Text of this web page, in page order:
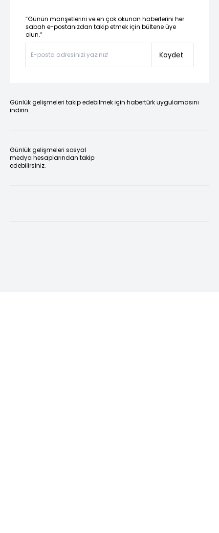
“Günün manşetlerini ve en çok okunan haberlerini her
sabah e-postanızdan takip etmek için bültene üye
olun.”
Kaydet
Günlük gelişmeleri takip edebilmek için habertürk uygulamasını
indirin
Günlük gelişmeleri sosyal
medya hesaplarından takip
edebilirsiniz.